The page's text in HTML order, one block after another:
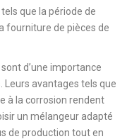
que la période de
fourniture de pièces de
d’une importance
Leurs avantages tels que
à la corrosion rendent
un mélangeur adapté
de production tout en